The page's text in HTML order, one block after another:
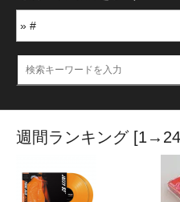
週間ランキング